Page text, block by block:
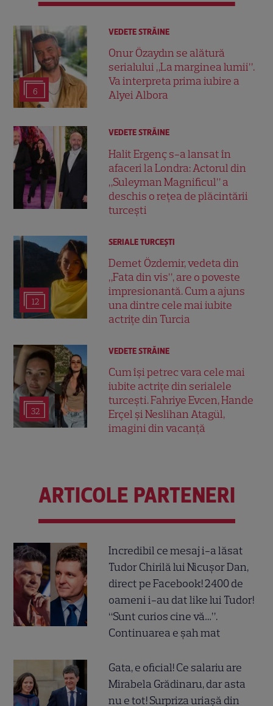
6
VEDETE STRĂINE
Onur Özaydın se alătură
serialului „La marginea lumii”.
Va interpreta prima iubire a
Alyei Albora
VEDETE STRĂINE
Halit Ergenç s-a lansat în
afaceri la Londra: Actorul din
„Suleyman Magnificul” a
deschis o rețea de plăcintării
turcești
12
SERIALE TURCEŞTI
Demet Özdemir, vedeta din
„Fata din vis”, are o poveste
impresionantă. Cum a ajuns
una dintre cele mai iubite
actrițe din Turcia
32
VEDETE STRĂINE
Cum își petrec vara cele mai
iubite actrițe din serialele
turcești. Fahriye Evcen, Hande
Erçel și Neslihan Atagül,
imagini din vacanță
ARTICOLE PARTENERI
Incredibil ce mesaj i-a lăsat
Tudor Chirilă lui Nicușor Dan,
direct pe Facebook! 2400 de
oameni i-au dat like lui Tudor!
“Sunt curios cine vă…”.
Continuarea e șah mat
Gata, e oficial! Ce salariu are
Mirabela Grădinaru, dar asta
nu e tot! Surpriza uriașă din